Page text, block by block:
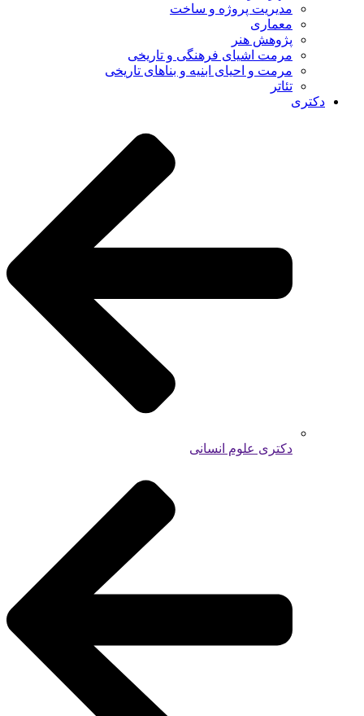
مدیریت پروژه و ساخت
معماری
پژوهش هنر
مرمت اشیای فرهنگی و تاریخی
مرمت و احیای ابنیه و بناهای تاریخی
تئاتر
دکتری
دکتری علوم انسانی